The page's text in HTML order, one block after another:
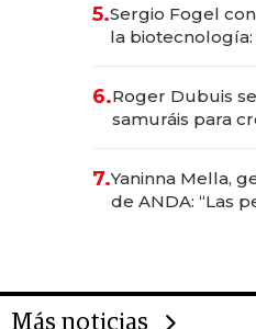
5.Sergio Fogel
la biotecnología:
6.Roger Dubuis
samuráis para
7.Yaninna Mella,
de ANDA: “Las
Más noticias